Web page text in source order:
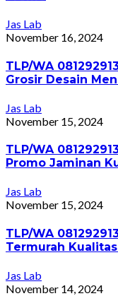
Jas Lab
November 16, 2024
TLP/WA
Grosir Desain
Jas Lab
November 15, 2024
TLP/WA
Promo Jaminan
Jas Lab
November 15, 2024
TLP/WA
Termurah
Jas Lab
November 14, 2024